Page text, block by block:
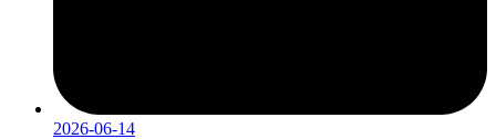
2026-06-14